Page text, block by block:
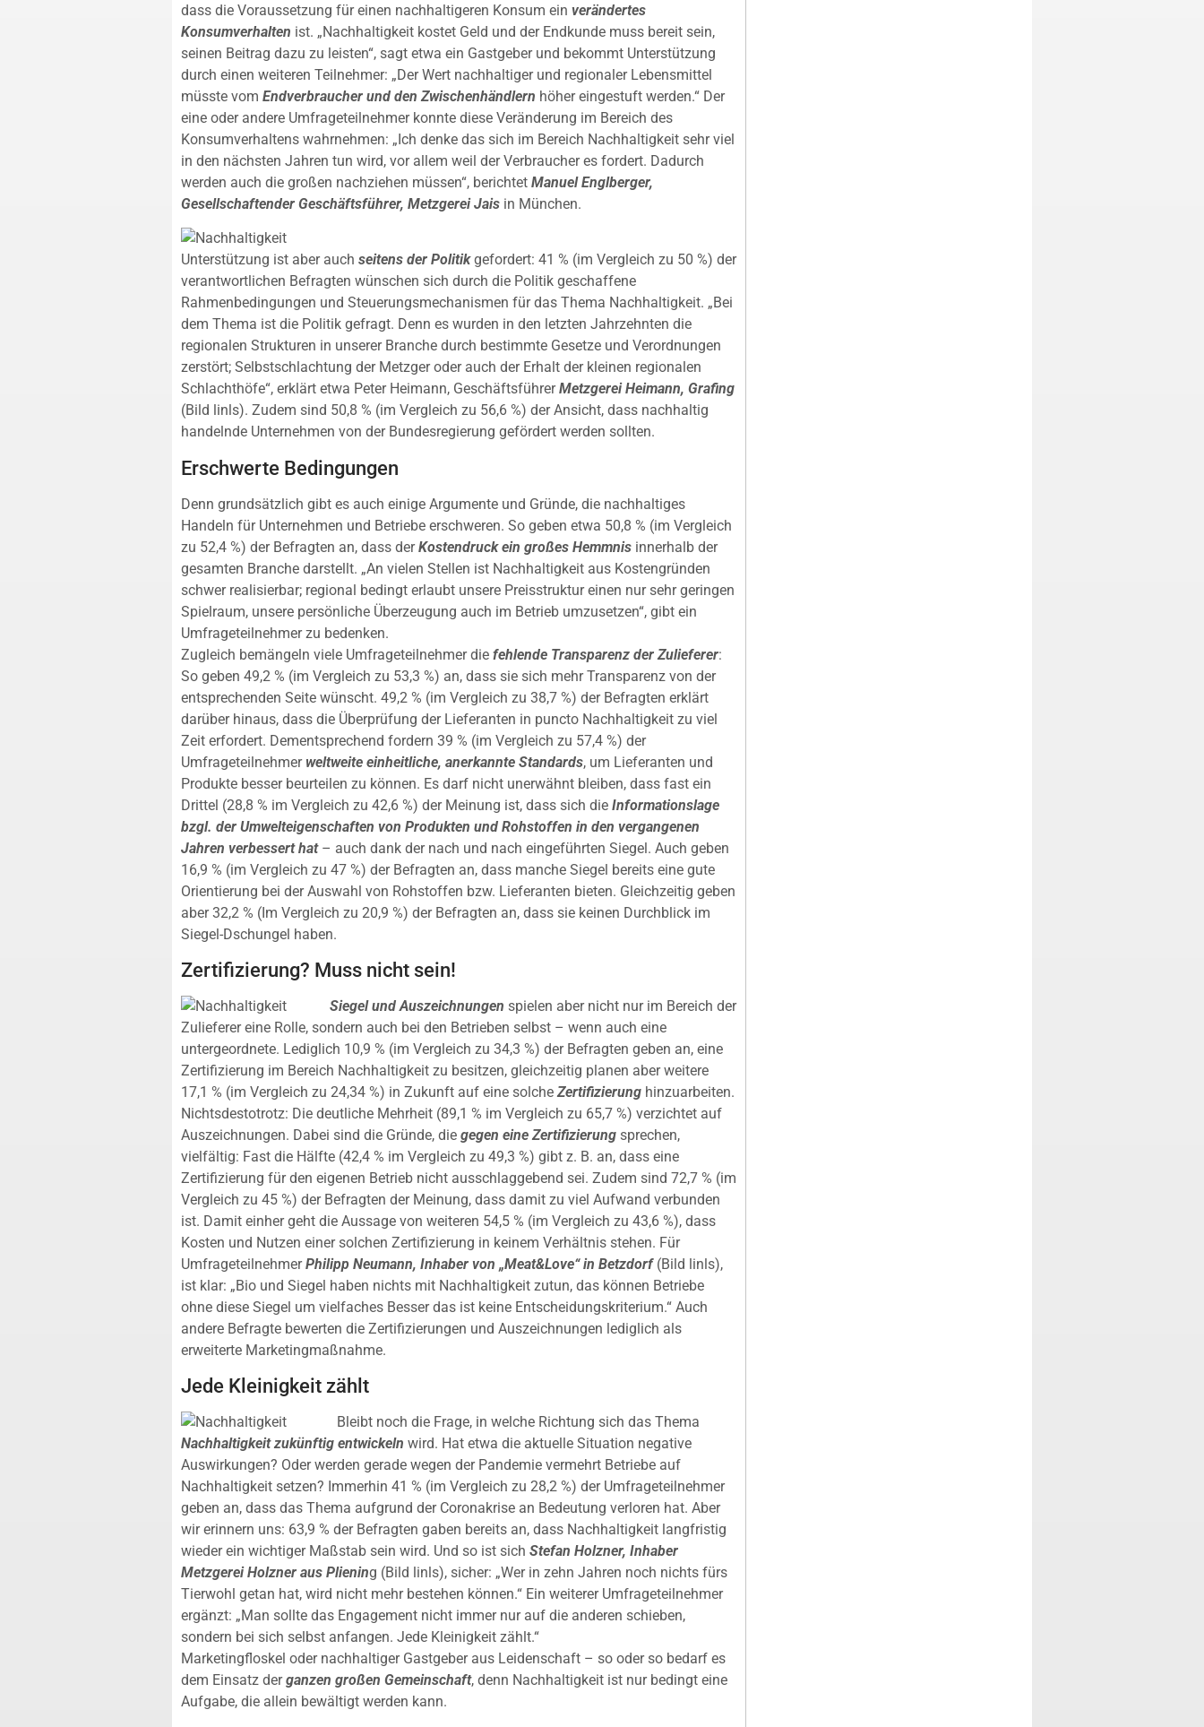
dass die Voraussetzung für einen nachhaltigeren Konsum ein verändertes
Konsumverhalten ist. „Nachhaltigkeit kostet Geld und der Endkunde muss bereit sein,
seinen Beitrag dazu zu leisten“, sagt etwa ein Gastgeber und bekommt Unterstützung
durch einen weiteren Teilnehmer: „Der Wert nachhaltiger und regionaler Lebensmittel
müsste vom Endverbraucher und den Zwischenhändlern höher eingestuft werden.“ Der
eine oder andere Umfrageteilnehmer konnte diese Veränderung im Bereich des
Konsumverhaltens wahrnehmen: „Ich denke das sich im Bereich Nachhaltigkeit sehr viel
in den nächsten Jahren tun wird, vor allem weil der Verbraucher es fordert. Dadurch
werden auch die großen nachziehen müssen“, berichtet Manuel Englberger,
Gesellschaftender Geschäftsführer, Metzgerei Jais in München.
Unterstützung ist aber auch seitens der Politikgefordert: 41 % (im Vergleich zu 50 %) der
verantwortlichen Befragten wünschen sich durch die Politik geschaffene
Rahmenbedingungen und Steuerungsmechanismen für das Thema Nachhaltigkeit. „Bei
dem Thema ist die Politik gefragt. Denn es wurden in den letzten Jahrzehnten die
regionalen Strukturen in unserer Branche durch bestimmte Gesetze und Verordnungen
zerstört; Selbstschlachtung der Metzger oder auch der Erhalt der kleinen regionalen
Schlachthöfe“, erklärt etwa Peter Heimann, GeschäftsführerMetzgerei Heimann, Grafing
(Bild linls). Zudem sind 50,8 % (im Vergleich zu 56,6 %) der Ansicht, dass nachhaltig
handelnde Unternehmen von der Bundesregierung gefördert werden sollten.
Erschwerte Bedingungen
Denn grundsätzlich gibt es auch einige Argumente und Gründe, die nachhaltiges
Handeln für Unternehmen und Betriebe erschweren. So geben etwa 50,8 % (im Vergleich
zu 52,4 %) der Befragten an, dass derKostendruck ein großes Hemmnis innerhalb der
gesamten Branche darstellt. „An vielen Stellen ist Nachhaltigkeit aus Kostengründen
schwer realisierbar; regional bedingt erlaubt unsere Preisstruktur einen nur sehr geringen
Spielraum, unsere persönliche Überzeugung auch im Betrieb umzusetzen“, gibt ein
Umfrageteilnehmer zu bedenken.
Zugleich bemängeln viele Umfrageteilnehmer die fehlende Transparenz der Zulieferer:
So geben 49,2 % (im Vergleich zu 53,3 %) an, dass sie sich mehr Transparenz von der
entsprechenden Seite wünscht. 49,2 % (im Vergleich zu 38,7 %) der Befragten erklärt
darüber hinaus, dass die Überprüfung der Lieferanten in puncto Nachhaltigkeit zu viel
Zeit erfordert. Dementsprechend fordern 39 % (im Vergleich zu 57,4 %) der
Umfrageteilnehmerweltweite einheitliche, anerkannte Standards, um Lieferanten und
Produkte besser beurteilen zu können. Es darf nicht unerwähnt bleiben, dass fast ein
Drittel (28,8 % im Vergleich zu 42,6 %) der Meinung ist, dass sich die Informationslage
bzgl. der Umwelteigenschaften von Produkten und Rohstoffen in den vergangenen
Jahren verbessert hat– auch dank der nach und nach eingeführten Siegel. Auch geben
16,9 % (im Vergleich zu 47 %) der Befragten an, dass manche Siegel bereits eine gute
Orientierung bei der Auswahl von Rohstoffen bzw. Lieferanten bieten. Gleichzeitig geben
aber 32,2 % (Im Vergleich zu 20,9 %) der Befragten an, dass sie keinen Durchblick im
Siegel-Dschungel haben.
Zertifizierung? Muss nicht sein!
Siegel und Auszeichnungen spielen aber nicht nur im Bereich der
Zulieferer eine Rolle, sondern auch bei den Betrieben selbst – wenn auch eine
untergeordnete. Lediglich 10,9 % (im Vergleich zu 34,3 %) der Befragten geben an, eine
Zertifizierung im Bereich Nachhaltigkeit zu besitzen, gleichzeitig planen aber weitere
17,1 % (im Vergleich zu 24,34 %) in Zukunft auf eine solcheZertifizierung hinzuarbeiten.
Nichtsdestotrotz: Die deutliche Mehrheit (89,1 % im Vergleich zu 65,7 %) verzichtet auf
Auszeichnungen. Dabei sind die Gründe, die gegen eine Zertifizierung sprechen,
vielfältig: Fast die Hälfte (42,4 % im Vergleich zu 49,3 %) gibt z. B. an, dass eine
Zertifizierung für den eigenen Betrieb nicht ausschlaggebend sei. Zudem sind 72,7 % (im
Vergleich zu 45 %) der Befragten der Meinung, dass damit zu viel Aufwand verbunden
ist. Damit einher geht die Aussage von weiteren 54,5 % (im Vergleich zu 43,6 %), dass
Kosten und Nutzen einer solchen Zertifizierung in keinem Verhältnis stehen. Für
UmfrageteilnehmerPhilipp Neumann, Inhaber von „Meat&Love“ in Betzdorf (Bild linls),
ist klar: „Bio und Siegel haben nichts mit Nachhaltigkeit zutun, das können Betriebe
ohne diese Siegel um vielfaches Besser das ist keine Entscheidungskriterium.“ Auch
andere Befragte bewerten die Zertifizierungen und Auszeichnungen lediglich als
erweiterte Marketingmaßnahme.
Jede Kleinigkeit zählt
Bleibt noch die Frage, in welche Richtung sich das Thema
Nachhaltigkeit zukünftig entwickeln wird. Hat etwa die aktuelle Situation negative
Auswirkungen? Oder werden gerade wegen der Pandemie vermehrt Betriebe auf
Nachhaltigkeit setzen? Immerhin 41 % (im Vergleich zu 28,2 %) der Umfrageteilnehmer
geben an, dass das Thema aufgrund der Coronakrise an Bedeutung verloren hat. Aber
wir erinnern uns: 63,9 % der Befragten gaben bereits an, dass Nachhaltigkeit langfristig
wieder ein wichtiger Maßstab sein wird. Und so ist sich Stefan Holzner, Inhaber
Metzgerei Holzner aus Pliening (Bild linls), sicher: „Wer in zehn Jahren noch nichts fürs
Tierwohl getan hat, wird nicht mehr bestehen können.“ Ein weiterer Umfrageteilnehmer
ergänzt: „Man sollte das Engagement nicht immer nur auf die anderen schieben,
sondern bei sich selbst anfangen. Jede Kleinigkeit zählt.“
Marketingfloskel oder nachhaltiger Gastgeber aus Leidenschaft – so oder so bedarf es
dem Einsatz derganzen großen Gemeinschaft, denn Nachhaltigkeit ist nur bedingt eine
Aufgabe, die allein bewältigt werden kann.